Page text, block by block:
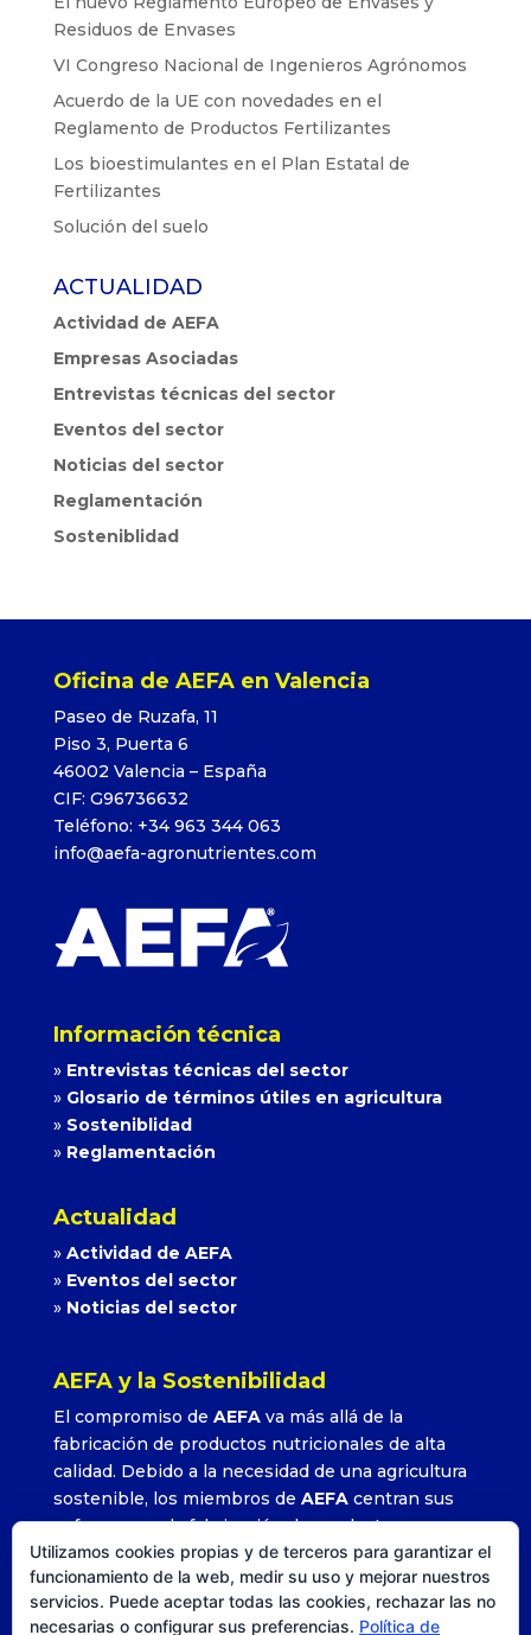
Residuos de Envases
VI Congreso Nacional de Ingenieros Agrónomos
Acuerdo de la UE con novedades en el
Reglamento de Productos Fertilizantes
Los bioestimulantes en el Plan Estatal de
Fertilizantes
Solución del suelo
ACTUALIDAD
Actividad de AEFA
Empresas Asociadas
Entrevistas técnicas del sector
Eventos del sector
Noticias del sector
Reglamentación
Sosteniblidad
Oficina de AEFA en Valencia
Paseo de Ruzafa, 11
Piso 3, Puerta 6
46002 Valencia – España
CIF: G96736632
Teléfono: +34 963 344 063
info@aefa-agronutrientes.com
Información técnica
» Entrevistas técnicas del sector
» Glosario de términos útiles en agricultura
» Sosteniblidad
» Reglamentación
Actualidad
» Actividad de AEFA
» Eventos del sector
» Noticias del sector
AEFA y la Sostenibilidad
El compromiso de AEFAva más allá de la
fabricación de productos nutricionales de alta
calidad. Debido a la necesidad de una agricultura
sostenible, los miembros de AEFAcentran sus
esfuerzos en la fabricación de productos que
permitan alcanzar altos rendimientos con la
utilización adecuada y precisa de sus formulados.
»Leer más
Utilizamos cookies propias y de terceros para garantizar el
funcionamiento de la web, medir su uso y mejorar nuestros
servicios. Puede aceptar todas las cookies, rechazar las no
necesarias o configurar sus preferencias. Política de